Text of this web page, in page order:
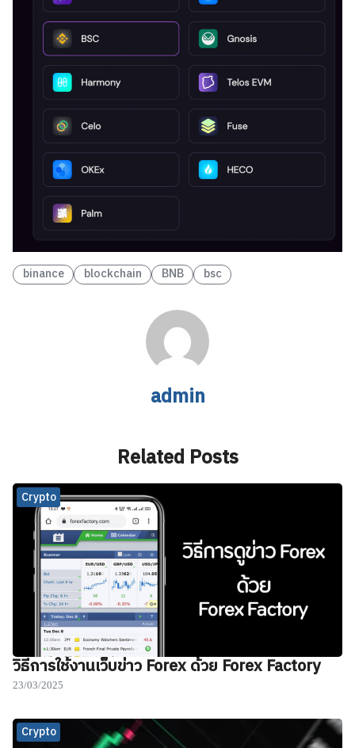
binance blockchain BNB bsc
admin
Related Posts
Crypto
วิธีการใช้งานเว็บข่าว Forex ด้วย Forex Factory
23/03/2025
Crypto